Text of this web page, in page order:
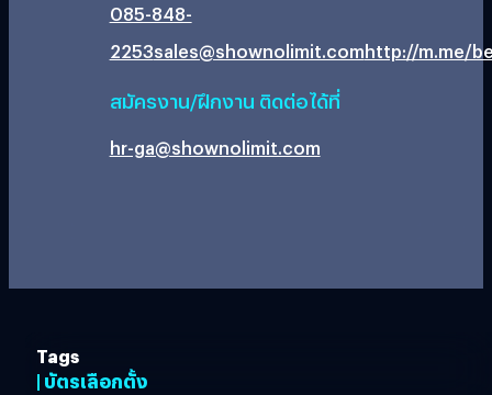
085-848-
2253sales@shownolimit.comhttp://m.me/
สมัครงาน/ฝึกงาน ติดต่อได้ที่
hr-ga@shownolimit.com
Tags
| บัตรเลือกตั้ง